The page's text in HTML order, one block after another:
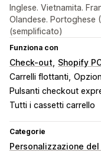
Inglese. Vietnamita.
Olandese. Portoghese
(semplificato)
Funziona con
Check-out Shopify
Carrelli flottanti
Pulsanti checkout
Tutti i cassetti carrello
Categorie
Personalizzazione